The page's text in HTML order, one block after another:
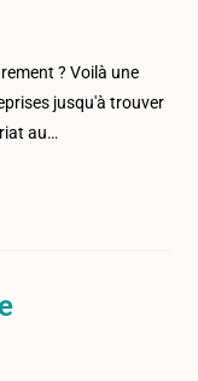
? Voilà une
jusqu'à trouver
au…